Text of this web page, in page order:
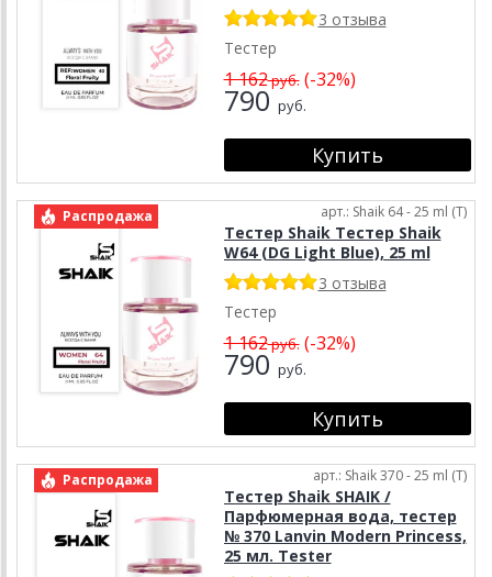
3 отзыва
Тестер
1 162руб.(-32%)
790 руб.
Распродажа арт.: Shaik 64 - 25 ml (T)
Тестер Shaik Тестер Shaik
W64 (DG Light Blue), 25 ml
3 отзыва
Тестер
1 162руб.(-32%)
790 руб.
Распродажа арт.: Shaik 370 - 25 ml (T)
Тестер Shaik SHAIK /
Парфюмерная вода, тестер
№ 370 Lanvin Modern Princess,
25 мл. Tester